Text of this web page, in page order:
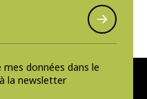
données dans le
la newsletter